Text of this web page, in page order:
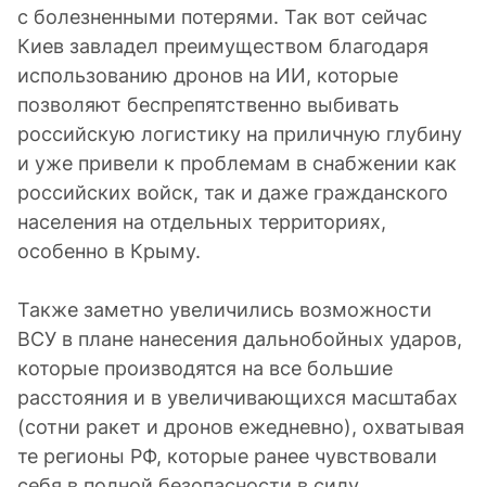
с болезненными потерями. Так вот сейчас
Киев завладел преимуществом благодаря
использованию дронов на ИИ, которые
позволяют беспрепятственно выбивать
российскую логистику на приличную глубину
и уже привели к проблемам в снабжении как
российских войск, так и даже гражданского
населения на отдельных территориях,
особенно в Крыму.
Также заметно увеличились возможности
ВСУ в плане нанесения дальнобойных ударов,
которые производятся на все большие
расстояния и в увеличивающихся масштабах
(сотни ракет и дронов ежедневно), охватывая
те регионы РФ, которые ранее чувствовали